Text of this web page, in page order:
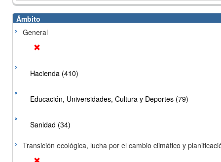
Ámbito
General
Hacienda (410)
Educación, Universidades, Cultura y Deportes (79)
Sanidad (34)
Transición ecológica, lucha por el cambio climático y